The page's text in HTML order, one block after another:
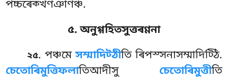
পচ্চৰেক্খণঞাণঞ্চ.
৫. অনুগ্গহিতসুত্তৰণ্ণনা
২৫. পঞ্চমেসম্মাদিট্ঠীতি ৰিপস্সনাসম্মাদিট্ঠি.
চেতোৰিমুত্তিফলাতিআদীসু চেতোৰিমুত্তীতি